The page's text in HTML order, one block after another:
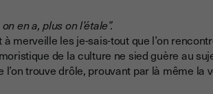
en a, plus on l’étale”.
merveille les je-sais-tout que l’on
de la culture ne sied guère au
trouve drôle, prouvant par là même la